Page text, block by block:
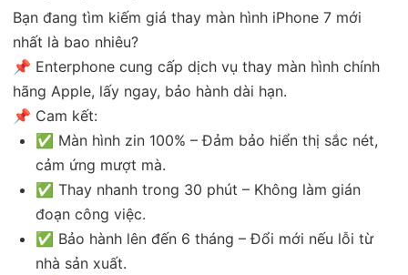
Bạn đang tìm kiếm giá thay màn hình iPhone 7 mới
nhất là bao nhiêu?
📌 Enterphone cung cấp dịch vụ thay màn hình chính
hãng Apple, lấy ngay, bảo hành dài hạn.
📌 Cam kết:
✅ Màn hình zin 100% – Đảm bảo hiển thị sắc nét,
cảm ứng mượt mà.
✅ Thay nhanh trong 30 phút – Không làm gián
đoạn công việc.
✅ Bảo hành lên đến 6 tháng – Đổi mới nếu lỗi từ
nhà sản xuất.